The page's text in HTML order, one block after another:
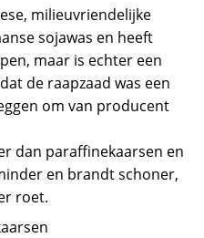
milieuvriendelijke
sojawas en heeft
maar is echter een
de raapzaad was een
om van producent
dan paraffinekaarsen en
en brandt schoner,
roet.